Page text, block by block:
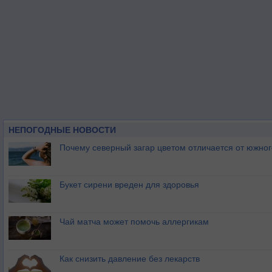
НЕПОГОДНЫЕ НОВОСТИ
Почему северный загар цветом отличается от
Букет сирени вреден для здоровья
Чай матча может помочь аллергикам
Как снизить давление без лекарств